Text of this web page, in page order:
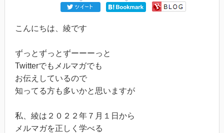
こんにちは、綾です
ずっとずっとずーーーっと
Twitterでもメルマガでも
お伝えしているので
知ってる方も多いかと思いますが
私、綾は２０２２年７月１日から
メルマガを正しく学べる